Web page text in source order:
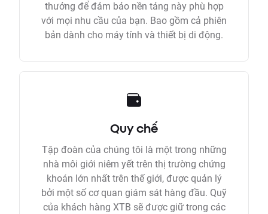
thưởng để đảm bảo nền tảng này phù hợp
với mọi nhu cầu của bạn. Bao gồm cả phiên
bản dành cho máy tính và thiết bị di động.
Quy chế
Tập đoàn của chúng tôi là một trong những
nhà môi giới niêm yết trên thị trường chứng
khoán lớn nhất trên thế giới, được quản lý
bởi một số cơ quan giám sát hàng đầu. Quỹ
của khách hàng XTB sẽ được giữ trong các